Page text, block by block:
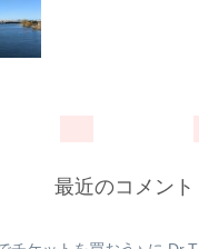
最近のコメント